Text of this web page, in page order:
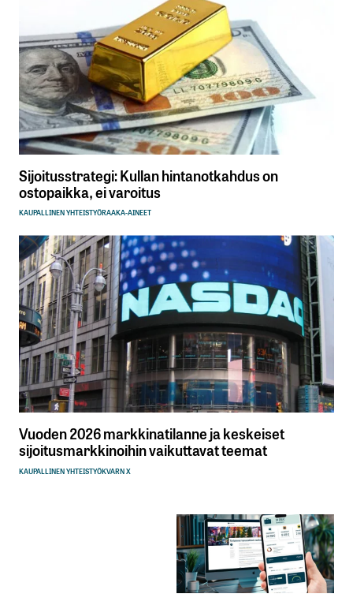
Sijoitusstrategi: Kullan hintanotkahdus on
ostopaikka, ei varoitus
KAUPALLINEN YHTEISTYÖRAAKA-AINEET
Vuoden 2026 markkinatilanne ja keskeiset
sijoitusmarkkinoihin vaikuttavat teemat
KAUPALLINEN YHTEISTYÖKVARN X